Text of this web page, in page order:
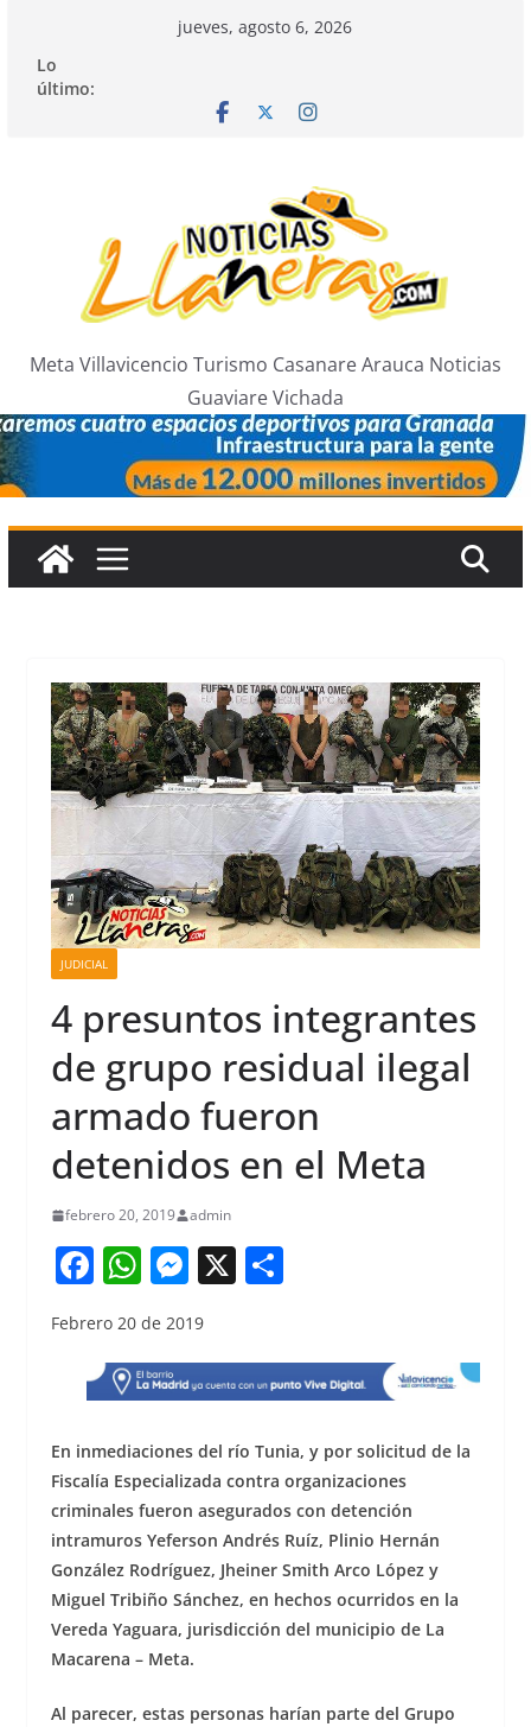
contenido
jueves, agosto 6, 2026
Lo
último:
Meta Villavicencio Turismo Casanare Arauca Noticias
Guaviare Vichada
JUDICIAL
4 presuntos integrantes
de grupo residual ilegal
armado fueron
detenidos en el Meta
febrero 20, 2019 admin
F
c
e
b
o
o
k
W
h
at
s
A
p
p
M
ss
e
n
g
er
X S
e
Febrero 20 de 2019
En inmediaciones del río Tunia, y por solicitud de la
Fiscalía Especializada contra organizaciones
criminales fueron asegurados con detención
intramuros Yeferson Andrés Ruíz, Plinio Hernán
González Rodríguez, Jheiner Smith Arco López y
Miguel Tribiño Sánchez, en hechos ocurridos en la
Vereda Yaguara, jurisdicción del municipio de La
Macarena – Meta.
Al parecer, estas personas harían parte del Grupo